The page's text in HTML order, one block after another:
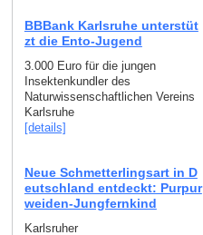
BBBank Karlsruhe unterstüt
zt die Ento-Jugend
3.000 Euro für die jungen
Insektenkundler des
Naturwissenschaftlichen Vereins
Karlsruhe
[details]
Neue Schmetterlingsart in D
eutschland entdeckt: Purpur
weiden-Jungfernkind
Karlsruher